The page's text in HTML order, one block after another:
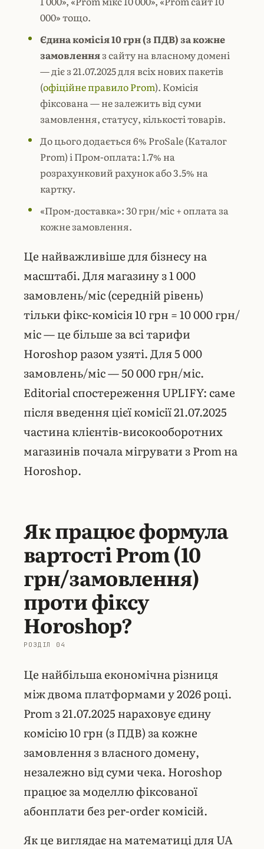
000» тощо.
Єдина комісія 10 грн (з ПДВ) за кожне
замовленняз сайту на власному домені
— діє з 21.07.2025 для всіх нових пакетів
(офіційне правило Prom). Комісія
фіксована — не залежить від суми
замовлення, статусу, кількості товарів.
До цього додається 6% ProSale (Каталог
Prom) і Пром-оплата: 1.7% на
розрахунковий рахунок або 3.5% на
картку.
«Пром-доставка»: 30 грн/міс + оплата за
кожне замовлення.
Це найважливіше для бізнесу на
масштабі. Для магазину з 1 000
замовлень/міс (середній рівень)
тільки фікс-комісія 10 грн = 10 000 грн/
міс — це більше за всі тарифи
Horoshop разом узяті. Для 5 000
замовлень/міс — 50 000 грн/міс.
Editorial спостереження UPLIFY: саме
після введення цієї комісії 21.07.2025
частина клієнтів-високооборотних
магазинів почала мігрувати з Prom на
Horoshop.
Як працює формула
вартості Prom (10
грн/замовлення)
проти фіксу
Horoshop?
Це найбільша економічна різниця
між двома платформами у 2026 році.
Prom з 21.07.2025 нараховує єдину
комісію 10 грн (з ПДВ) за кожне
замовлення з власного домену,
незалежно від суми чека. Horoshop
працює за моделлю фіксованої
абонплати без per-order комісій.
Як це виглядає на математиці для UA